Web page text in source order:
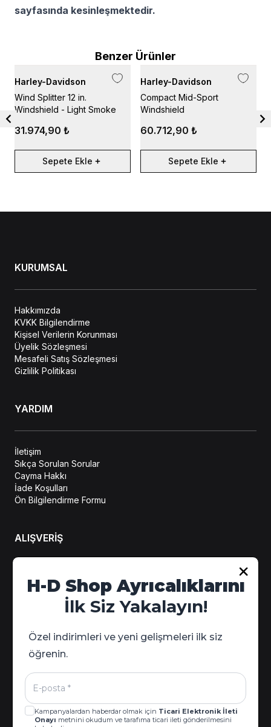
sayfasında kesinleşmektedir.
Benzer Ürünler
Harley-Davidson
Wind Splitter 12 in.
Windshield - Light Smoke
31.974,90 ₺
Sepete Ekle
Harley-Davidson
Compact Mid-Sport
Windshield
60.712,90 ₺
Sepete Ekle
KURUMSAL
Hakkımızda
KVKK Bilgilendirme
Kişisel Verilerin Korunması
Üyelik Sözleşmesi
Mesafeli Satış Sözleşmesi
Gizlilik Politikası
YARDIM
İletişim
Sıkça Sorulan Sorular
Cayma Hakkı
İade Koşulları
Ön Bilgilendirme Formu
ALIŞVERİŞ
Hesabım
Sipariş Takip
Kampanya Detayları
H-D Shop Ayrıcalıklarını
İlk Siz Yakalayın!
Özel indirimleri ve yeni gelişmeleri ilk siz
öğrenin.
Kampanyalardan haberdar olmak için Ticari Elektronik İleti
Onayı metnini okudum ve tarafıma ticari ileti gönderilmesini